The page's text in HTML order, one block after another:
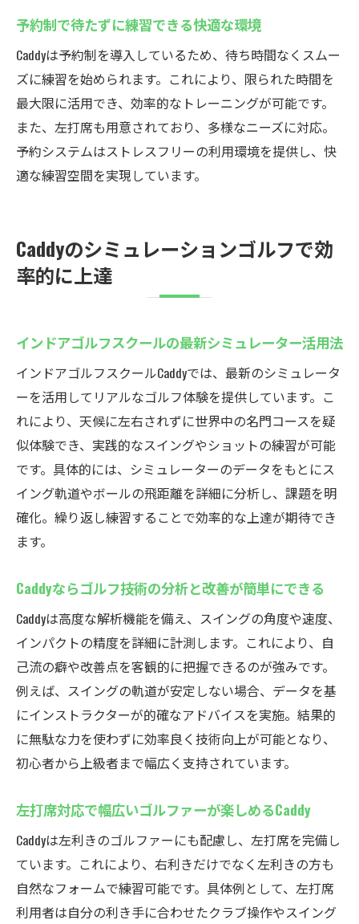
練習の質を高めるインドアゴルフ施設の選
び方
シミュレーター利用で目標達成がぐっと近
づく
レンタルクラブとシューズで手ぶら練習も
OK
24時間営業のCaddyで手軽にゴルフスキルアップ
24時間いつでも使える練習場の魅力とは
予約制インドアゴルフで無駄なく練習時間
無料体験があるから初心者も安心して通え
る
独自のシミュレーションゴルフ練習法を伝
授
コストパフォーマンス重視のゴルフスクー
ル選び
雨の日でも安心！厚木市のインドアゴルフ場
Caddy
全天候型ゴルフ練習場で安定したスキルア
ップ
左打席も完備した多機能シミュレーション
ゴルフ
室内ゴルフ施設で快適な練習時間を確保し
よう
セキュリティ充実で夜間の利用も安心でき
るCaddy
家族や友人と楽しめるインドアゴルフスク
厚木市で人気のシミュレーションゴルフ体験談
インドアゴルフスクール利用者のリアルな
声を紹介
予約制で待たずに練習できる快適な環境
Caddyは予約制を導入しているため、待ち時間なくスムー
ズに練習を始められます。これにより、限られた時間を
最大限に活用でき、効率的なトレーニングが可能です。
また、左打席も用意されており、多様なニーズに対応。
予約システムはストレスフリーの利用環境を提供し、快
適な練習空間を実現しています。
Caddyのシミュレーションゴルフで効
率的に上達
インドアゴルフスクールの最新シミュレーター活用法
インドアゴルフスクールCaddyでは、最新のシミュレータ
ーを活用してリアルなゴルフ体験を提供しています。こ
れにより、天候に左右されずに世界中の名門コースを疑
似体験でき、実践的なスイングやショットの練習が可能
です。具体的には、シミュレーターのデータをもとにス
イング軌道やボールの飛距離を詳細に分析し、課題を明
確化。繰り返し練習することで効率的な上達が期待でき
ます。
Caddyならゴルフ技術の分析と改善が簡単にできる
Caddyは高度な解析機能を備え、スイングの角度や速度、
インパクトの精度を詳細に計測します。これにより、自
己流の癖や改善点を客観的に把握できるのが強みです。
例えば、スイングの軌道が安定しない場合、データを基
にインストラクターが的確なアドバイスを実施。結果的
に無駄な力を使わずに効率良く技術向上が可能となり、
初心者から上級者まで幅広く支持されています。
左打席対応で幅広いゴルファーが楽しめるCaddy
Caddyは左利きのゴルファーにも配慮し、左打席を完備し
ています。これにより、右利きだけでなく左利きの方も
自然なフォームで練習可能です。具体例として、左打席
利用者は自分の利き手に合わせたクラブ操作やスイング